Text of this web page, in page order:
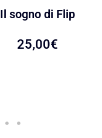
Il sogno di Flip
25,00€